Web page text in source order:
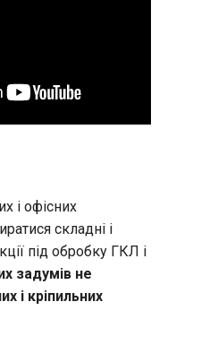
і офісних
складні і
під обробку ГКЛ і
задумів не
і кріпильних